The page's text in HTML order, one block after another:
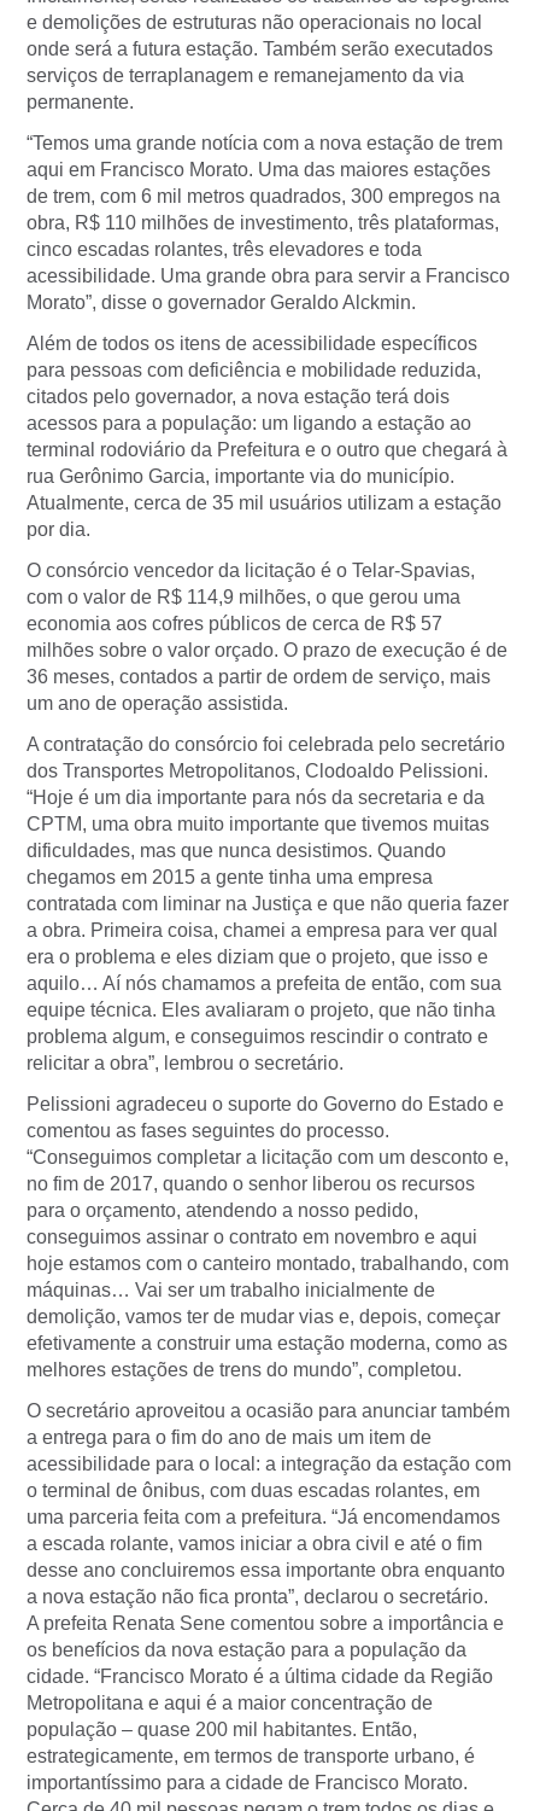
e demolições de estruturas não operacionais no local
onde será a futura estação. Também serão executados
serviços de terraplanagem e remanejamento da via
permanente.
“Temos uma grande notícia com a nova estação de trem
aqui em Francisco Morato. Uma das maiores estações
de trem, com 6 mil metros quadrados, 300 empregos na
obra, R$ 110 milhões de investimento, três plataformas,
cinco escadas rolantes, três elevadores e toda
acessibilidade. Uma grande obra para servir a Francisco
Morato”, disse o governador Geraldo Alckmin.
Além de todos os itens de acessibilidade específicos
para pessoas com deficiência e mobilidade reduzida,
citados pelo governador, a nova estação terá dois
acessos para a população: um ligando a estação ao
terminal rodoviário da Prefeitura e o outro que chegará à
rua Gerônimo Garcia, importante via do município.
Atualmente, cerca de 35 mil usuários utilizam a estação
por dia.
O consórcio vencedor da licitação é o Telar-Spavias,
com o valor de R$ 114,9 milhões, o que gerou uma
economia aos cofres públicos de cerca de R$ 57
milhões sobre o valor orçado. O prazo de execução é de
36 meses, contados a partir de ordem de serviço, mais
um ano de operação assistida.
A contratação do consórcio foi celebrada pelo secretário
dos Transportes Metropolitanos, Clodoaldo Pelissioni.
“Hoje é um dia importante para nós da secretaria e da
CPTM, uma obra muito importante que tivemos muitas
dificuldades, mas que nunca desistimos. Quando
chegamos em 2015 a gente tinha uma empresa
contratada com liminar na Justiça e que não queria fazer
a obra. Primeira coisa, chamei a empresa para ver qual
era o problema e eles diziam que o projeto, que isso e
aquilo… Aí nós chamamos a prefeita de então, com sua
equipe técnica. Eles avaliaram o projeto, que não tinha
problema algum, e conseguimos rescindir o contrato e
relicitar a obra”, lembrou o secretário.
Pelissioni agradeceu o suporte do Governo do Estado e
comentou as fases seguintes do processo.
“Conseguimos completar a licitação com um desconto e,
no fim de 2017, quando o senhor liberou os recursos
para o orçamento, atendendo a nosso pedido,
conseguimos assinar o contrato em novembro e aqui
hoje estamos com o canteiro montado, trabalhando, com
máquinas… Vai ser um trabalho inicialmente de
demolição, vamos ter de mudar vias e, depois, começar
efetivamente a construir uma estação moderna, como as
melhores estações de trens do mundo”, completou.
O secretário aproveitou a ocasião para anunciar também
a entrega para o fim do ano de mais um item de
acessibilidade para o local: a integração da estação com
o terminal de ônibus, com duas escadas rolantes, em
uma parceria feita com a prefeitura. “Já encomendamos
a escada rolante, vamos iniciar a obra civil e até o fim
desse ano concluiremos essa importante obra enquanto
a nova estação não fica pronta”, declarou o secretário.
A prefeita Renata Sene comentou sobre a importância e
os benefícios da nova estação para a população da
cidade. “Francisco Morato é a última cidade da Região
Metropolitana e aqui é a maior concentração de
população – quase 200 mil habitantes. Então,
estrategicamente, em termos de transporte urbano, é
importantíssimo para a cidade de Francisco Morato.